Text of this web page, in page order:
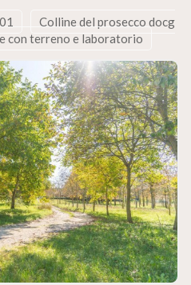
Colline del prosecco docg
con terreno e laboratorio